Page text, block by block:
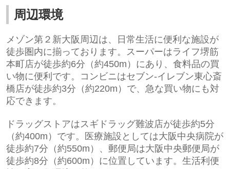
周辺環境
メゾン第２新大阪周辺は、日常生活に便利な施設が
徒歩圏内に揃っております。スーパーはライフ堺筋
本町店が徒歩約6分（約450m）にあり、食料品の買
い物に便利です。コンビニはセブン-イレブン東心斎
橋店が徒歩約3分（約220m）で、急な買い物にも対
応できます。
ドラッグストアは スギドラッグ難波店が徒歩約5分
（約400m）です。医療施設としては大阪中央病院が
徒歩約7分（約550m）、郵便局は大阪中央郵便局が
徒歩約8分（約600m）に位置しています。生活利便